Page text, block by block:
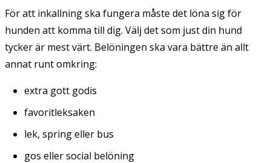
För att inkallning ska fungera måste det löna sig för
hunden att komma till dig. Välj det som just din hund
tycker är mest värt. Belöningen ska vara bättre än allt
annat runt omkring:
extra gott godis
favoritleksaken
lek, spring eller bus
gos eller social belöning